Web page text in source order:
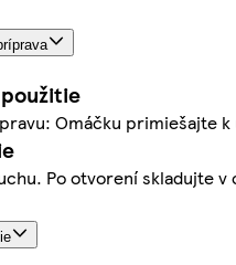
Omáčku primiešajte
Po otvorení skladujte